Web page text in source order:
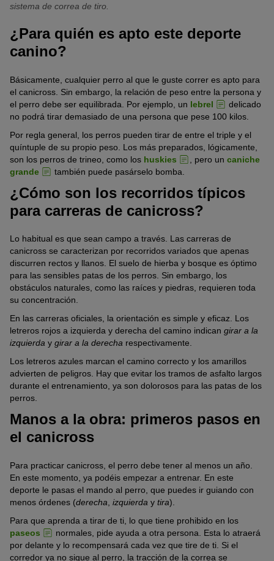
sistema de correa de tiro.
¿Para quién es apto este deporte
canino?
Básicamente, cualquier perro al que le guste correr es apto para
el canicross. Sin embargo, la relación de peso entre la persona y
el perro debe ser equilibrada. Por ejemplo, un lebrel
delicado
no podrá tirar demasiado de una persona que pese 100 kilos.
Por regla general, los perros pueden tirar de entre el triple y el
quíntuple de su propio peso. Los más preparados, lógicamente,
son los perros de trineo, como los huskies , pero un caniche
grande
también puede pasárselo bomba.
¿Cómo son los recorridos típicos
para carreras de canicross?
Lo habitual es que sean campo a través. Las carreras de
canicross se caracterizan por recorridos variados que apenas
discurren rectos y llanos. El suelo de hierba y bosque es óptimo
para las sensibles patas de los perros. Sin embargo, los
obstáculos naturales, como las raíces y piedras, requieren toda
su concentración.
En las carreras oficiales, la orientación es simple y eficaz. Los
letreros rojos a izquierda y derecha del camino indican girar a la
izquierda y girar a la derecha respectivamente.
Los letreros azules marcan el camino correcto y los amarillos
advierten de peligros. Hay que evitar los tramos de asfalto largos
durante el entrenamiento, ya son dolorosos para las patas de los
perros.
Manos a la obra: primeros pasos en
el canicross
Para practicar canicross, el perro debe tener al menos un año.
En este momento, ya podéis empezar a entrenar. En este
deporte le pasas el mando al perro, que puedes ir guiando con
menos órdenes (derecha izquierda y tira).
Para que aprenda a tirar de ti, lo que tiene prohibido en los
paseos
normales, pide ayuda a otra persona. Esta lo atraerá
por delante y lo recompensará cada vez que tire de ti. Si el
corredor ya no sigue al perro, la tracción de la correa se